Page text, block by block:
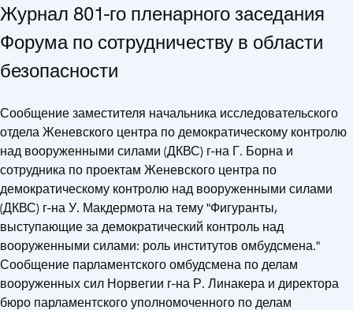
Журнал 801-го пленарного заседания
Форума по сотрудничеству в области
безопасности
Сообщение заместителя начальника исследовательского
отдела Женевского центра по демократическому контролю
над вооруженными силами (ДКВС) г-на Г. Борна и
сотрудника по проектам Женевского центра по
демократическому контролю над вооруженными силами
(ДКВС) г-на У. Макдермота на тему "Фигуранты,
выступающие за демократический контроль над
вооруженными силами: роль институтов омбудсмена."
Сообщение парламентского омбудсмена по делам
вооруженных сил Норвегии г-на Р. Линакера и директора
бюро парламентского уполномоченного по делам